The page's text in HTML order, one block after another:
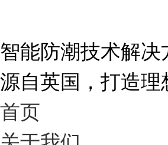
智能防潮技术解决
源自英国，打造
首页